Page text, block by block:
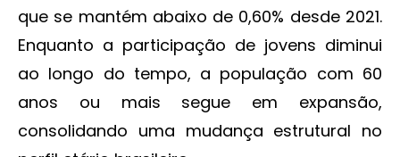
que se mantém abaixo de 0,60% desde 2021.
Enquanto a participação de jovens diminui
ao longo do tempo, a população com 60
anos ou mais segue em expansão,
consolidando uma mudança estrutural no